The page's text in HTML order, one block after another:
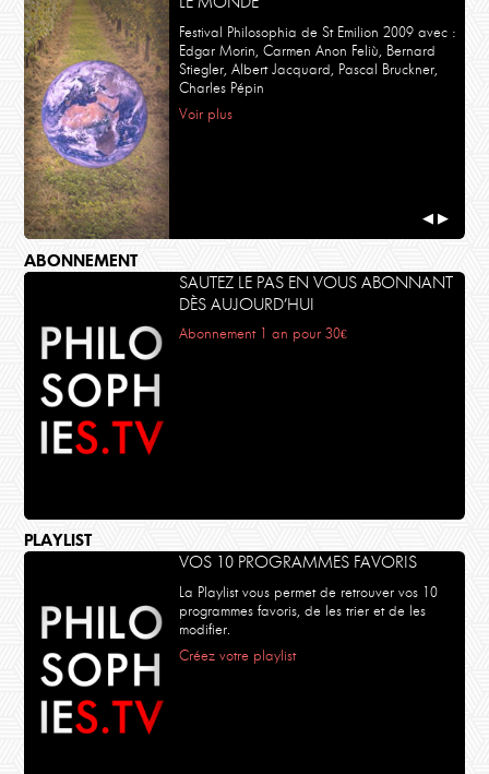
Festival Philosophia de St Emilion 2009 avec :
Edgar Morin, Carmen Anon Feliù, Bernard
Stiegler, Albert Jacquard, Pascal Bruckner,
Charles Pépin
Voir plus
◀ ▶
ABONNEMENT
SAUTEZ LE PAS EN VOUS ABONNANT
DÈS AUJOURD’HUI
Abonnement 1 an pour 30€
PLAYLIST
VOS 10 PROGRAMMES FAVORIS
La Playlist vous permet de retrouver vos 10
programmes favoris, de les trier et de les
modifier.
Créez votre playlist